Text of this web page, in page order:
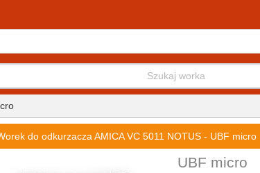
Szukaj worka
do odkurzacza AMICA VC 5011 NOTUS - UBF micro
UBF micro